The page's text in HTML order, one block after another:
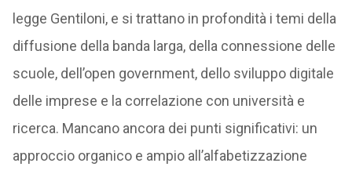
legge Gentiloni, e si trattano in profondità i temi della
diffusione della banda larga, della connessione delle
scuole, dell’open government, dello sviluppo digitale
delle imprese e la correlazione con università e
ricerca. Mancano ancora dei punti significativi: un
approccio organico e ampio all’alfabetizzazione